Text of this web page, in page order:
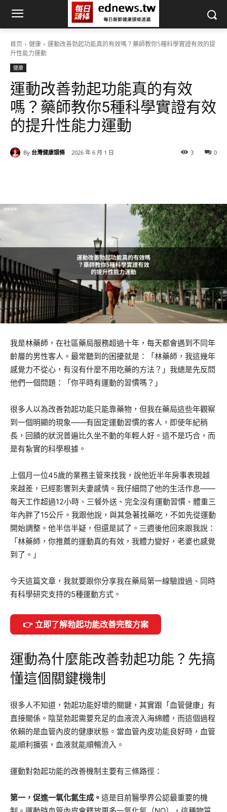
首页 健康
運動改善勃起功能真的有效嗎？藥師教你5種科學實證有效的提
升性能力運動
健康
運動改善勃起功能真的有效
嗎？藥師教你5種科學實證有效
的提升性能力運動
By 台灣健康頭條 2026 年 6 月 1 日 0
3
我是林藥師，在社區藥局服務超過十年，每天都會遇到不同年
齡層的男性客人。最常聽到的困擾就是：「林藥師，我這幾年
感覺力不從心，有沒有什麼不用吃藥的方法？」我總是先反問
他們一個問題：「你平時有運動的習慣嗎？」
很多人以為改善勃起功能只能靠藥物，但我在藥局這些年觀察
到一個明顯的現象——有固定運動習慣的客人，即使年紀稍
長，回饋的狀況普遍比久坐不動的年輕人好。這不是巧合，而
是有紮實的科學根據。
上個月一位45歲的業務主管來找我，說他近半年房事表現越
來越差，已經影響到夫妻感情。我仔細問了他的生活作息——
每天工作超過12小時、三餐外送、完全沒有運動習慣、體重三
年內胖了15公斤。我跟他說，與其急著找藥吃，不如先從運動
開始調整。他半信半疑，但還是試了。三週後他回來跟我說：
「林藥師，你推薦的運動真的有效，我體力變好，老婆也感覺
到了。」
今天這篇文章，我就要跟你分享我在藥局第一線驗證過、同時
有科學研究支持的5種運動方式。
👉 立即了解勃起功能改善完整方案
運動為什麼能改善勃起功能？先搞
懂這個關鍵機制
很多人不知道，勃起功能好壞的關鍵，其實跟「血管健康」有
直接關係。陰莖勃起需要充足的血液流入海綿體，而這個過程
依賴的是血管內皮的健康狀態。當血管內皮功能良好時，血管
能順利擴張，血液就能順暢流入。
運動對勃起功能的改善機制主要有三條路徑：
第一，促進一氧化氮生成。 這是目前醫學界公認最重要的機